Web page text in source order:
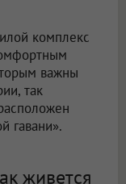
комплекс
важны
так
гавани».
живется